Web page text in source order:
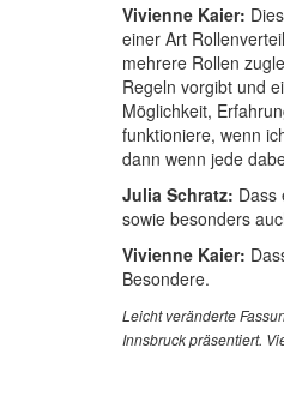
Vivienne Kaier:
einer Art
mehrere Rollen
Regeln vorgibt und
Möglichkeit,
funktioniere, wenn
dann wenn jede
Julia Schratz: Dass
sowie besonders
Vivienne Kaier:
Besondere.
Leicht veränderte
Innsbruck präsentiert.